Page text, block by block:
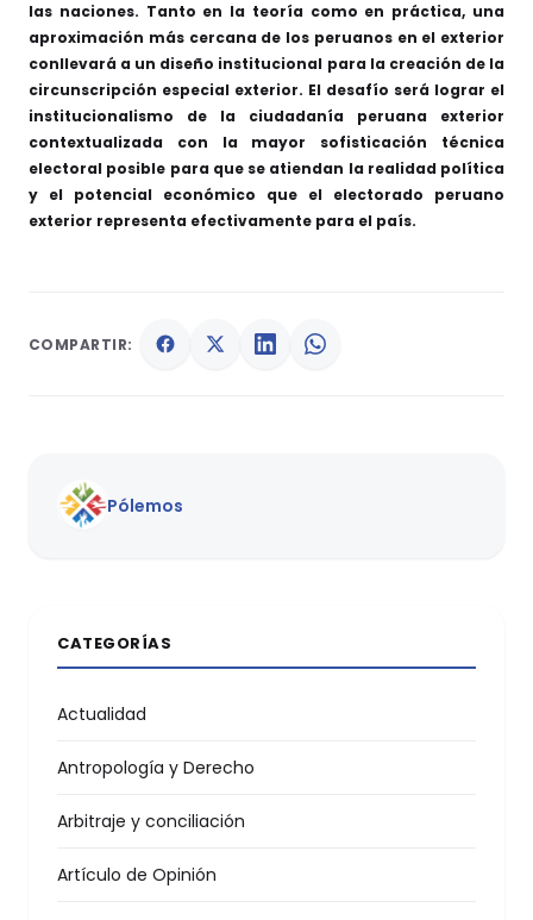
las naciones. Tanto en la teoría como en práctica, una
aproximación más cercana de los peruanos en el exterior
conllevará a un diseño institucional para la creación de la
circunscripción especial exterior. El desafío será lograr el
institucionalismo de la ciudadanía peruana exterior
contextualizada con la mayor sofisticación técnica
electoral posible para que se atiendan la realidad política
y el potencial económico que el electorado peruano
exterior representa efectivamente para el país.
COMPARTIR:
Pólemos
CATEGORÍAS
Actualidad
Antropología y Derecho
Arbitraje y conciliación
Artículo de Opinión